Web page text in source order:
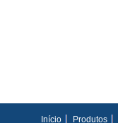
Início Produtos